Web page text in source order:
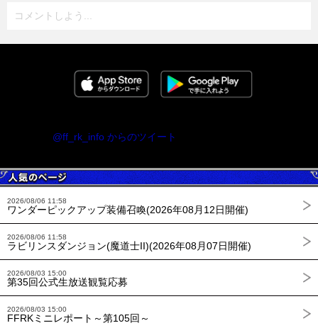
コメントしよう...
@ff_rk_info からのツイート
2026/08/06 11:58
ワンダーピックアップ装備召喚(2026年08月12日開催)
2026/08/06 11:58
ラビリンスダンジョン(魔道士II)(2026年08月07日開催)
2026/08/03 15:00
第35回公式生放送観覧応募
2026/08/03 15:00
FFRKミニレポート～第105回～